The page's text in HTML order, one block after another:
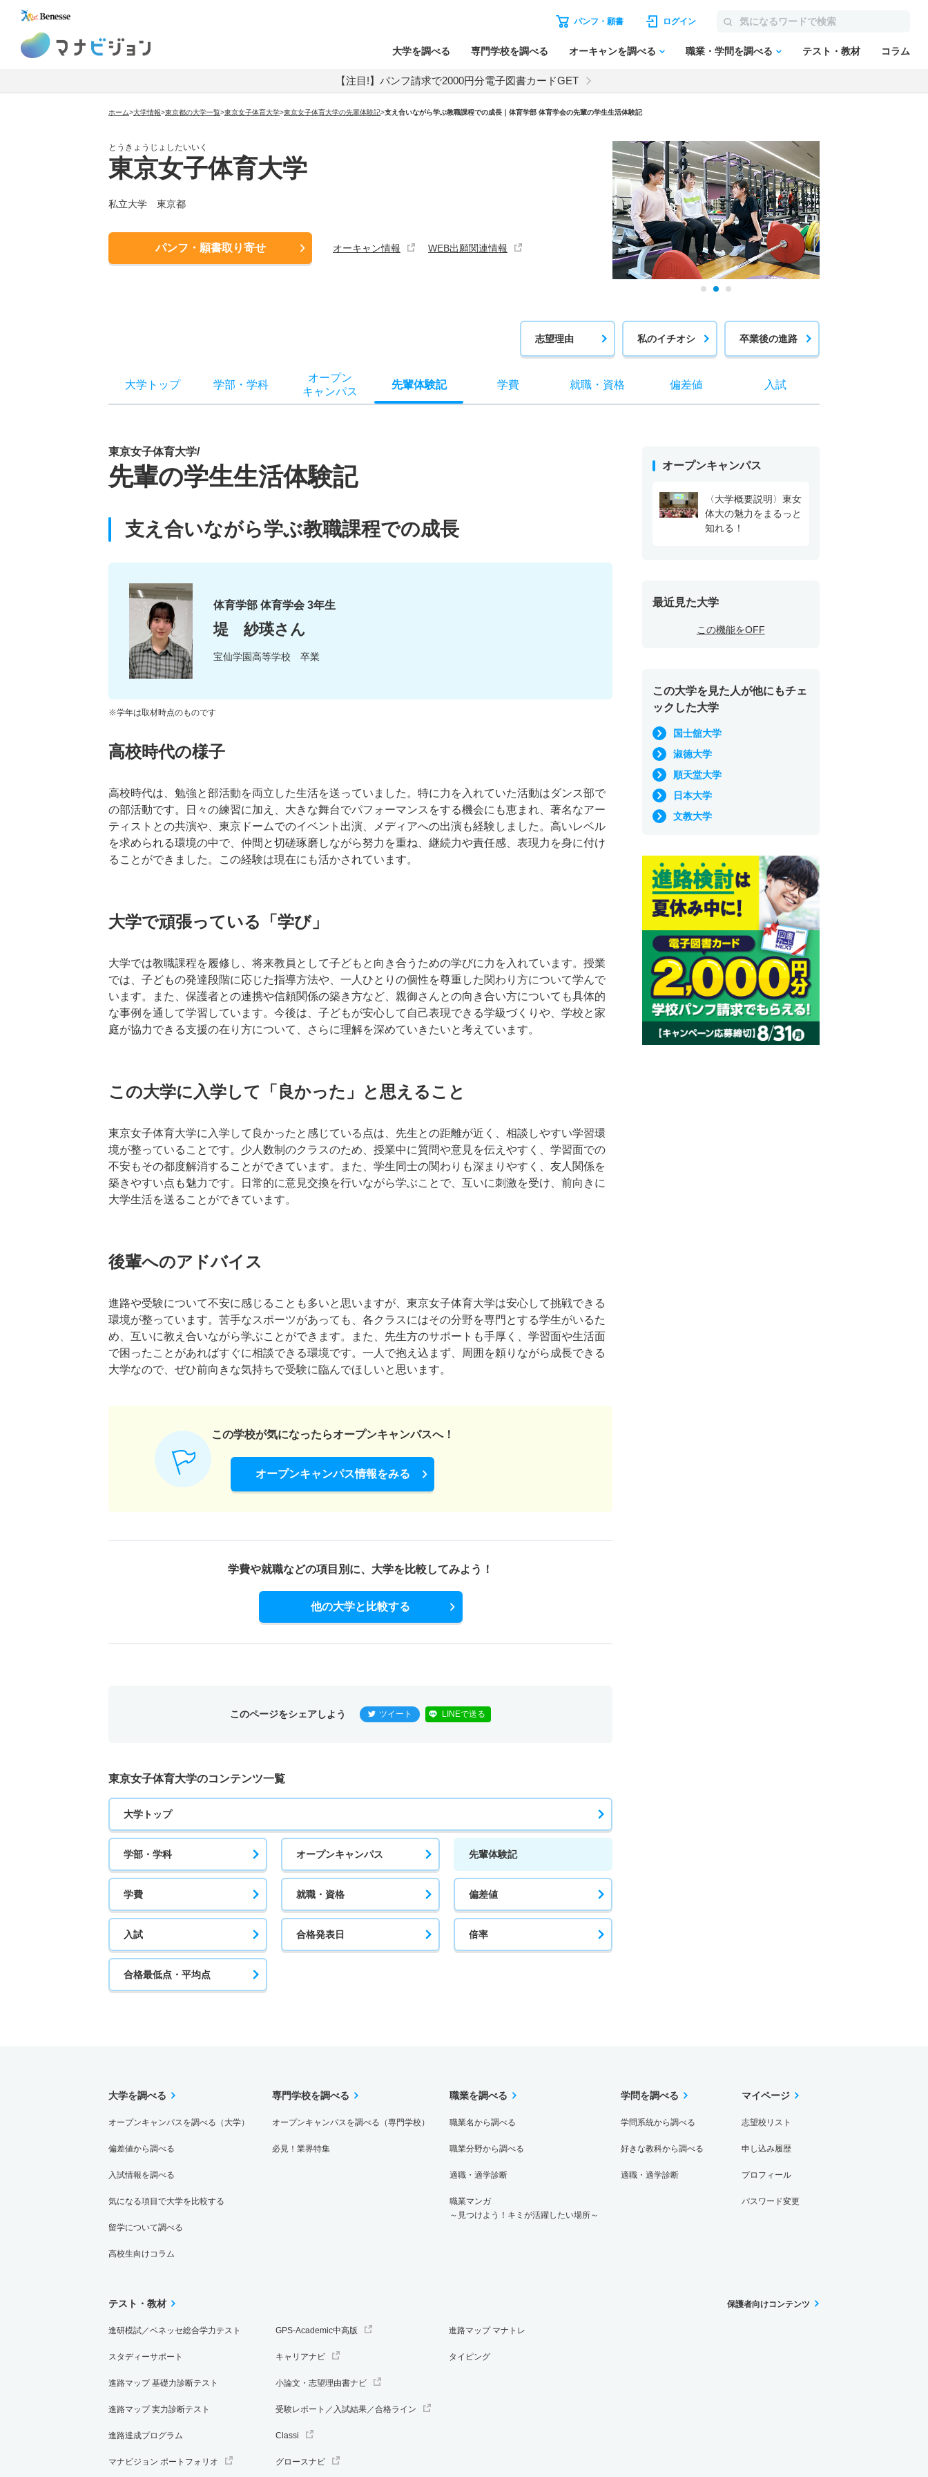
パンフ・願書 ログイン
大学を調べる 専門学校を調べる オーキャンを調べる 職業・学問を調べる テスト・教材 コラム
【注目!】パンフ請求で2000円分電子図書カードGET
ホーム>大学情報>東京都の大学一覧>東京女子体育大学>東京女子体育大学の先輩体験記>支え合いながら学ぶ教職課程での成長｜体育学部 体育学会の先輩の学生生活体験記
とうきょうじょしたいいく
東京女子体育大学
私立大学 東京都
パンフ・願書取り寄せ オーキャン情報 WEB出願関連情報
志望理由 私のイチオシ 卒業後の進路
大学トップ 学部 ・ 学科
オープン
キャンパス
先輩体験記 学費 就職・ 資格 偏差値 入試
東京女子体育大学/
先輩の学生生活体験記
支え合いながら学ぶ教職課程での成長
体育学部 体育学会 3年生
堤 紗瑛さん
宝仙学園高等学校 卒業
※学年は取材時点のものです
高校時代の様子
高校時代は、勉強と部活動を両立した生活を送っていました。特に力を入れていた活動はダンス部で
の部活動です。日々の練習に加え、大きな舞台でパフォーマンスをする機会にも恵まれ、著名なアー
ティストとの共演や、東京ドームでのイベント出演、メディアへの出演も経験しました。高いレベル
を求められる環境の中で、仲間と切磋琢磨しながら努力を重ね、継続力や責任感、表現力を身に付け
ることができました。この経験は現在にも活かされています。
大学で頑張っている「学び」
大学では教職課程を履修し、将来教員として子どもと向き合うための学びに力を入れています。授業
では、子どもの発達段階に応じた指導方法や、一人ひとりの個性を尊重した関わり方について学んで
います。また、保護者との連携や信頼関係の築き方など、親御さんとの向き合い方についても具体的
な事例を通して学習しています。今後は、子どもが安心して自己表現できる学級づくりや、学校と家
庭が協力できる支援の在り方について、さらに理解を深めていきたいと考えています。
この大学に入学して「良かった」と思えること
東京女子体育大学に入学して良かったと感じている点は、先生との距離が近く、相談しやすい学習環
境が整っていることです。少人数制のクラスのため、授業中に質問や意見を伝えやすく、学習面での
不安もその都度解消することができています。また、学生同士の関わりも深まりやすく、友人関係を
築きやすい点も魅力です。日常的に意見交換を行いながら学ぶことで、互いに刺激を受け、前向きに
大学生活を送ることができています。
後輩へのアドバイス
進路や受験について不安に感じることも多いと思いますが、東京女子体育大学は安心して挑戦できる
環境が整っています。苦手なスポーツがあっても、各クラスにはその分野を専門とする学生がいるた
め、互いに教え合いながら学ぶことができます。また、先生方のサポートも手厚く、学習面や生活面
で困ったことがあればすぐに相談できる環境です。一人で抱え込まず、周囲を頼りながら成長できる
大学なので、ぜひ前向きな気持ちで受験に臨んでほしいと思います。
この学校が気になったらオープンキャンパスへ！
オープンキャンパス情報をみる
学費や就職などの項目別に、 大学を比較してみよう！
他の大学と比較する
このページをシェアしよう ツイート LINEで送る
東京女子体育大学のコンテンツ一覧
大学トップ
学部・学科 オープンキャンパス 先輩体験記
学費 就職・資格 偏差値
入試 合格発表日 倍率
合格最低点・平均点
オープンキャンパス
〈大学概要説明〉東女
体大の魅力をまるっと
知れる！
最近見た大学
この機能をOFF
この大学を見た人が他にもチェ
ックした大学
国士舘大学
淑徳大学
順天堂大学
日本大学
文教大学
大学を調べる
オープンキャンパスを調べる（大学）
偏差値から調べる
入試情報を調べる
気になる項目で大学を比較する
留学について調べる
高校生向けコラム
専門学校を調べる
オープンキャンパスを調べる（専門学校）
必見！業界特集
職業を調べる
職業名から調べる
職業分野から調べる
適職・適学診断
職業マンガ
～見つけよう！キミが活躍したい場所～
学問を調べる
学問系統から調べる
好きな教科から調べる
適職・適学診断
マイページ
志望校リスト
申し込み履歴
プロフィール
パスワード変更
テスト・教材
進研模試／ベネッセ総合学力テスト
スタディーサポート
進路マップ 基礎力診断テスト
進路マップ 実力診断テスト
進路達成プログラム
マナビジョン ポートフォリオ
GPS-Academic中高版
キャリアナビ
小論文・志望理由書ナビ
受験レポート／入試結果／合格ライン
Classi
グロースナビ
進路マップ マナトレ
タイピング
保護者向けコンテンツ